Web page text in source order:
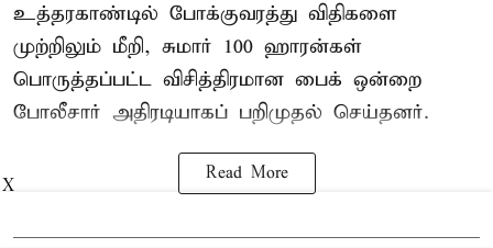
உத்தரகாண்டில் போக்குவரத்து விதிகளை
முற்றிலும் மீறி, சுமார் 100 ஹாரன்கள்
பொருத்தப்பட்ட விசித்திரமான பைக் ஒன்றை
போலீசார் அதிரடியாகப் பறிமுதல் செய்தனர்.
Read More
X